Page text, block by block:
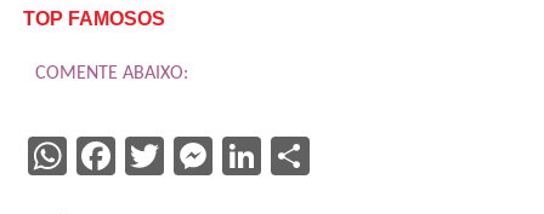
TOP FAMOSOS
COMENTE ABAIXO:
WhatsApp
Facebook
Twitter
Messenger
LinkedIn
Share